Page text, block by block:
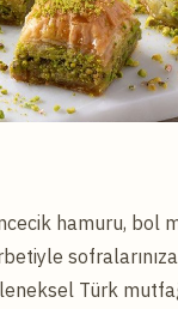
hamuru, bol
Türk